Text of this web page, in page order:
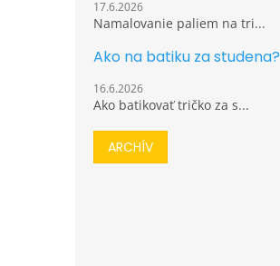
17.6.2026
Namalovanie paliem na tri...
Ako na batiku za studena?
16.6.2026
Ako batikovať tričko za s...
ARCHÍV